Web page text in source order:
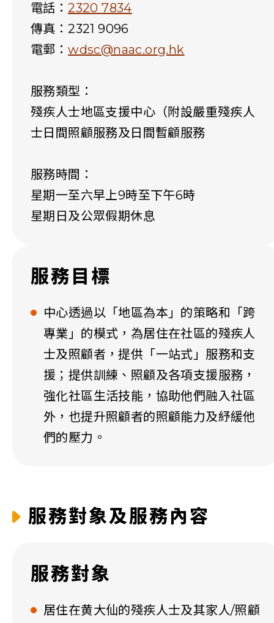
電話： 2320 7834
傳真：2321 9096
電郵：wdsc@naac.org.hk
服務類型：
殘疾人士地區支援中心（附設嚴重殘疾人
士日間照顧服務及日間暫顧服務
服務時間：
星期一至六早上9時至下午6時
星期日及公眾假期休息
服務目標
中心透過以「地區為本」的策略和「跨
專業」的模式，為居住在社區的殘疾人
士及照顧者，提供「一站式」服務和支
援；提供訓練、照顧及各項支援服務，
強化社區生活技能，協助他們融入社區
外，也提升照顧者的照顧能力及紓緩他
們的壓力。
服務對象及服務內容
服務對象
居住在黄大仙的殘疾人士及其家人/照顧